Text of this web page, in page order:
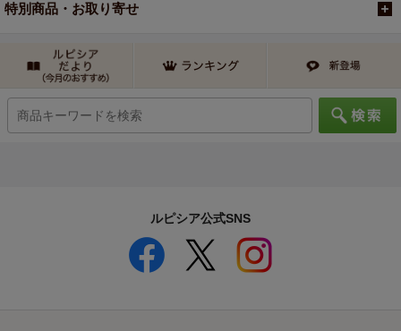
特別商品・お取り寄せ
ルピシア公式SNS